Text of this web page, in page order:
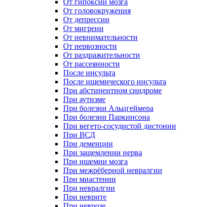
От гипоксии мозга
От головокружения
От депрессии
От мигрени
От невнимательности
От нервозности
От раздражительности
От рассеянности
После инсульта
После ишемического инсульта
При абстинентном синдроме
При аутизме
При болезни Альцгеймера
При болезни Паркинсона
При вегето-сосудистой дистонии
При ВСД
При деменции
При защемлении нерва
При ишемии мозга
При межрёберной невралгии
При миастении
При невралгии
При неврите